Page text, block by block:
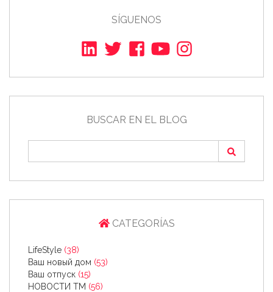
SÍGUENOS
BUSCAR EN EL BLOG
CATEGORÍAS
LifeStyle (38)
Ваш новый дом (53)
Ваш отпуск (15)
НОВОСТИ ТМ (56)